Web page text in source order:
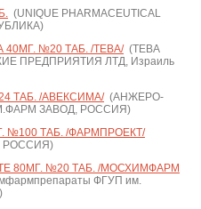
(UNIQUE PHARMACEUTICAL
№20 ТАБ. /ТЕВА/(ТЕВА
ПРЕДПРИЯТИЯ ЛТД, Израиль
ТАБ. /АВЕКСИМА/(АНЖЕРО-
ЗАВОД, РОССИЯ)
№100 ТАБ. /ФАРМПРОЕКТ/
РОССИЯ)
80МГ. №20 ТАБ. /МОСХИМФАРМ
ФГУП им.